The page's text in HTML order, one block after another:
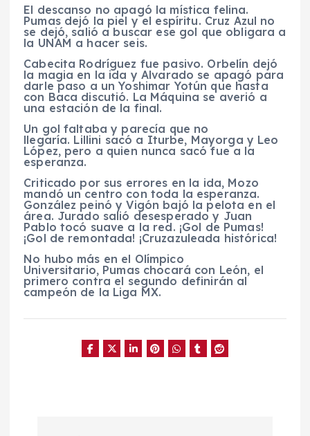
El descanso no apagó la mística felina.
Pumas dejó la piel y el espíritu. Cruz Azul no
se dejó, salió a buscar ese gol que obligara a
la UNAM a hacer seis.
Cabecita Rodríguez fue pasivo. Orbelín dejó
la magia en la ida y Alvarado se apagó para
darle paso a un Yoshimar Yotún que hasta
con Baca discutió. La Máquina se averió a
una estación de la final.
Un gol faltaba y parecía que no
llegaría. Lillini sacó a Iturbe, Mayorga y Leo
López, pero a quien nunca sacó fue a la
esperanza.
Criticado por sus errores en la ida, Mozo
mandó un centro con toda la esperanza.
González peinó y Vigón bajó la pelota en el
área. Jurado salió desesperado y Juan
Pablo tocó suave a la red. ¡Gol de Pumas!
¡Gol de remontada! ¡Cruzazuleada histórica!
No hubo más en el Olímpico
Universitario, Pumas chocará con León, el
primero contra el segundo definirán al
campeón de la Liga MX.